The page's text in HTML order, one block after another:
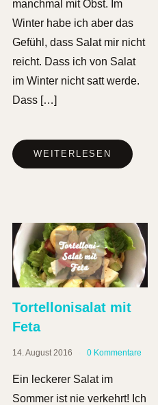
manchmal mit Obst. Im
Winter habe ich aber das
Gefühl, dass Salat mir nicht
reicht. Dass ich von Salat
im Winter nicht satt werde.
Dass […]
WEITERLESEN
Tortellonisalat mit
Feta
14. August 2016 0 Kommentare
Ein leckerer Salat im
Sommer ist nie verkehrt! Ich